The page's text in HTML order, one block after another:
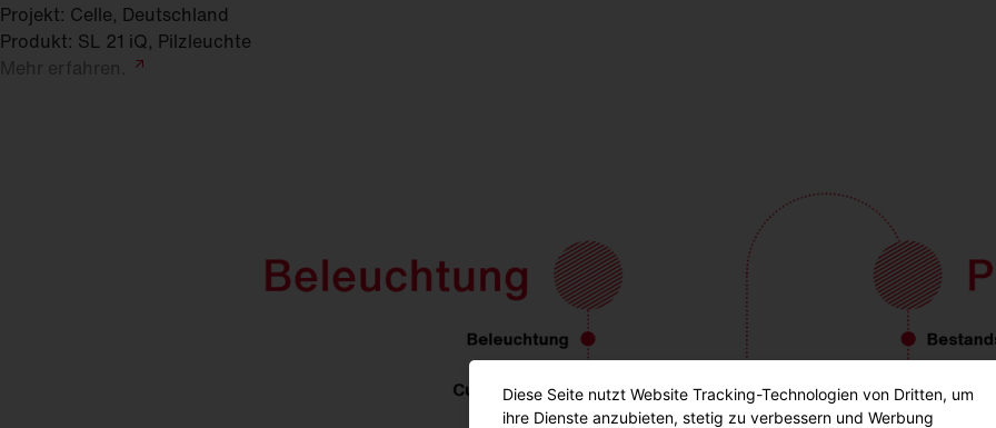
Projekt: Celle, Deutschland
Produkt: SL 21 iQ, Pilzleuchte
Mehr erfahren.
Diese Seite nutzt Website Tracking-Technologien von Dritten, um
ihre Dienste anzubieten, stetig zu verbessern und Werbung